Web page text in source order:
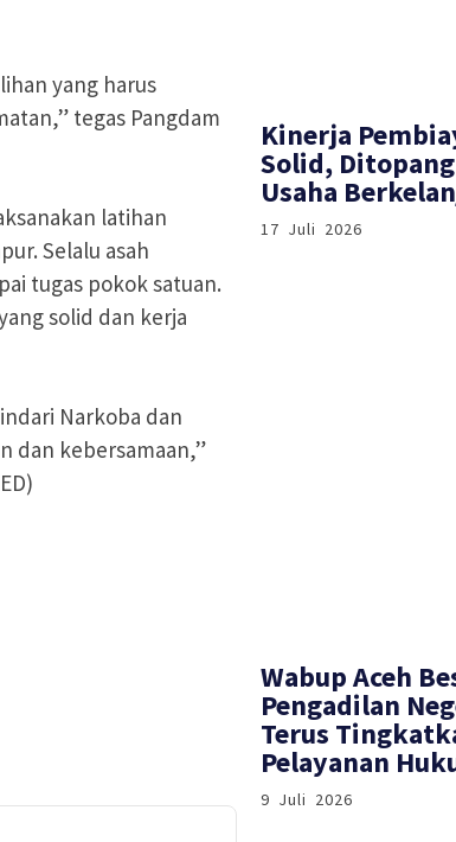
yang harus
tegas Pangdam
latihan
Selalu asah
tugas pokok satuan.
solid dan kerja
Narkoba dan
dan kebersamaan,”
Kinerja
Solid,
Usaha
17 Juli 2026
Wabup Aceh
Pengadilan
Terus
Pelayanan
9 Juli 2026